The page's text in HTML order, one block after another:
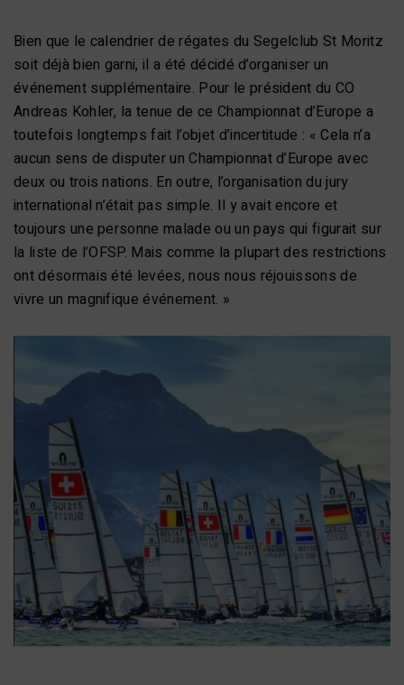
Bien que le calendrier de régates du Segelclub St Moritz
soit déjà bien garni, il a été décidé d’organiser un
événement supplémentaire. Pour le président du CO
Andreas Kohler, la tenue de ce Championnat d’Europe a
toutefois longtemps fait l’objet d’incertitude : « Cela n’a
aucun sens de disputer un Championnat d’Europe avec
deux ou trois nations. En outre, l’organisation du jury
international n’était pas simple. Il y avait encore et
toujours une personne malade ou un pays qui figurait sur
la liste de l’OFSP. Mais comme la plupart des restrictions
ont désormais été levées, nous nous réjouissons de
vivre un magnifique événement. »